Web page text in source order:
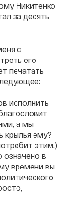
Никитенко
за десять
с
его
печатать
исполнить
а мы
крылья ему?
этим.)
означено в
времени вы